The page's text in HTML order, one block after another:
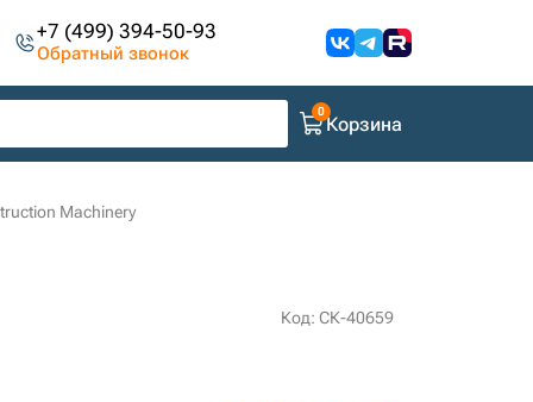
+7 (499) 394-50-93
Обратный звонок
Корзина
Machinery
Код: СК-40659